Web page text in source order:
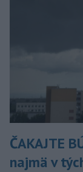
ČAKAJTE
najmä v